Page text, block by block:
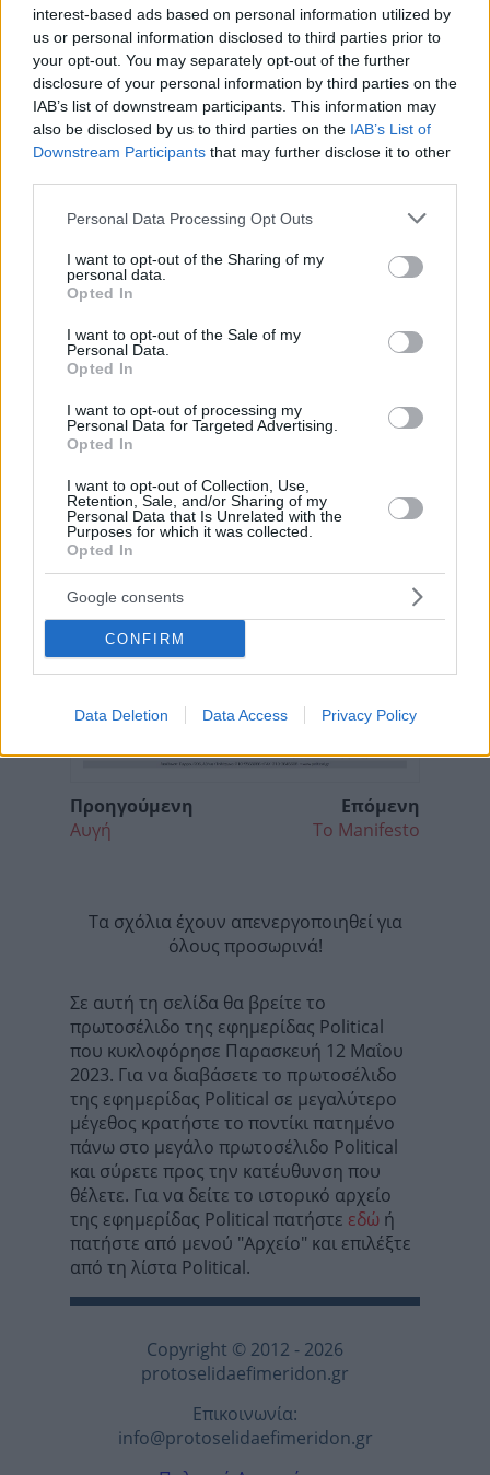
interest-based ads based on personal information utilized by
us or personal information disclosed to third parties prior to
your opt-out. You may separately opt-out of the further
disclosure of your personal information by third parties on the
IAB’s list of downstream participants. This information may
also be disclosed by us to third parties on the IAB’s List of
Downstream Participants that may further disclose it to other
Please note that this website/app uses one or more Google
not limited to your visit or usage behaviour. You may click to
grant or deny consent to Google and its third-party tags to
use your data for below specified purposes in below Google
consent section.
Personal Data Processing Opt Outs
I want to opt-out of the Sharing of my
personal data.
Opted In
I want to opt-out of the Sale of my
Personal Data.
Opted In
I want to opt-out of processing my
Personal Data for Targeted Advertising.
Opted In
I want to opt-out of Collection, Use,
Retention, Sale, and/or Sharing of my
Personal Data that Is Unrelated with the
Purposes for which it was collected.
Opted In
Google consents
CONFIRM
Data Deletion Data Access Privacy Policy
Κοινοποιήστε
Προηγούμενη
Αυγή
Επόμενη
Το Manifesto
Τα σχόλια έχουν απενεργοποιηθεί για
όλους προσωρινά!
Σε αυτή τη σελίδα θα βρείτε το
πρωτοσέλιδο της εφημερίδας Political
που κυκλοφόρησε Παρασκευή 12 Μαΐου
2023. Για να διαβάσετε το πρωτοσέλιδο
της εφημερίδας Political σε μεγαλύτερο
μέγεθος κρατήστε το ποντίκι πατημένο
πάνω στο μεγάλο πρωτοσέλιδο Political
και σύρετε προς την κατέυθυνση που
θέλετε. Για να δείτε το ιστορικό αρχείο
της εφημερίδας Political πατήστε εδώ ή
πατήστε από μενού "Αρχείο" και επιλέξτε
από τη λίστα Political.
Copyright © 2012 - 2026
protoselidaefimeridon.gr
Επικοινωνία:
info@protoselidaefimeridon.gr